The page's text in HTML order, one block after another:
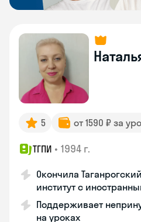
5 от 1590 ₽ за
ТГПИ • 1994 г.
Окончила
институт с
Поддерживает
на уроках